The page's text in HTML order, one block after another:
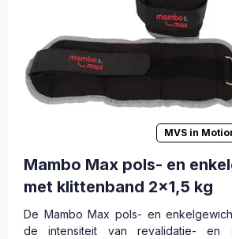
MVS in
Mambo Max pols- en
met klittenband 2x1,5 kg
De Mambo Max pols- en
de intensiteit van revalidatie- en